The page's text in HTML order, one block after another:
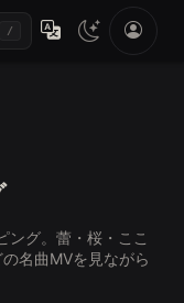
/
ング。蕾・桜・ここ
名曲MVを見ながら